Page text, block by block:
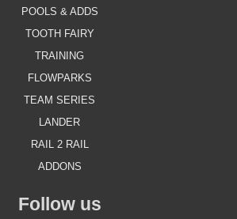
POOLS & ADDS
TOOTH FAIRY
TRAINING
FLOWPARKS
TEAM SERIES
LANDER
RAIL 2 RAIL
ADDONS
Follow us